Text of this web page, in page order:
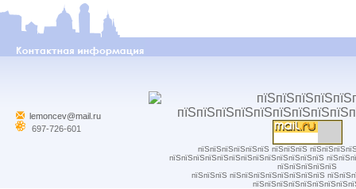
lemoncev@mail.ru
697-726-601
пїЅпїЅпїЅпїЅпїЅпїЅ пїЅпїЅпїЅ
пїЅпїЅпїЅпїЅпїЅпїЅпїЅпїЅпїЅпїЅпїЅпїЅпїЅ
пїЅпїЅпїЅпїЅпїЅ
пїЅпїЅпїЅ пїЅпїЅпїЅпїЅпїЅпїЅпїЅпїЅ